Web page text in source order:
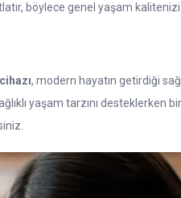
böylece genel yaşam kalitenizi
, modern hayatın getirdiği
yaşam tarzını desteklerken